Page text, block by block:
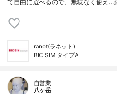
て自由に選べるので、無駄なく使え…
ranet(ラネット)
BIC SIM タイプA
自営業
八ヶ岳